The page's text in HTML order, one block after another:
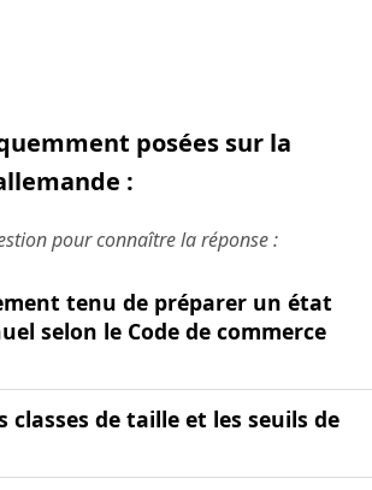
posées sur la
:
pour connaître la réponse :
tenu de préparer un état
selon le Code de commerce
classes de taille et les seuils de